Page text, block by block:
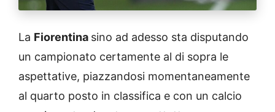
La Fiorentina sino ad adesso sta disputando
un campionato certamente al di sopra le
aspettative, piazzandosi momentaneamente
al quarto posto in classifica e con un calcio